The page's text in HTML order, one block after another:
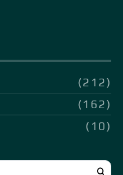
(212)
(162)
(10)